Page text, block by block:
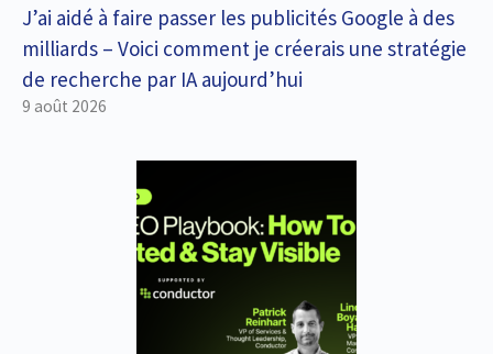
J’ai aidé à faire passer les publicités Google à des
milliards – Voici comment je créerais une stratégie
de recherche par IA aujourd’hui
9 août 2026